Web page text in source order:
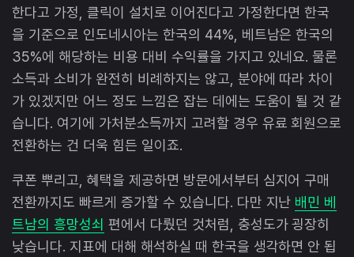
한다고 가정, 클릭이 설치로 이어진다고 가정한다면 한국
을 기준으로 인도네시아는 한국의 44%, 베트남은 한국의
35%에 해당하는 비용 대비 수익률을 가지고 있네요. 물론
소득과 소비가 완전히 비례하지는 않고, 분야에 따라 차이
가 있겠지만 어느 정도 느낌은 잡는 데에는 도움이 될 것 같
습니다. 여기에 가처분소득까지 고려할 경우 유료 회원으로
전환하는 건 더욱 힘든 일이죠.
쿠폰 뿌리고, 혜택을 제공하면 방문에서부터 심지어 구매
전환까지도 빠르게 증가할 수 있습니다. 다만 지난 배민 베
트남의 흥망성쇠 편에서 다뤘던 것처럼, 충성도가 굉장히
낮습니다. 지표에 대해 해석하실 때 한국을 생각하면 안 됩